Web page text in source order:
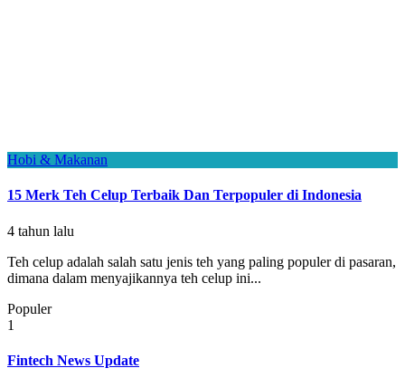
Hobi & Makanan
15 Merk Teh Celup Terbaik Dan Terpopuler di Indonesia
4 tahun lalu
Teh celup adalah salah satu jenis teh yang paling populer di pasaran,
dimana dalam menyajikannya teh celup ini...
Populer
1
Fintech News Update